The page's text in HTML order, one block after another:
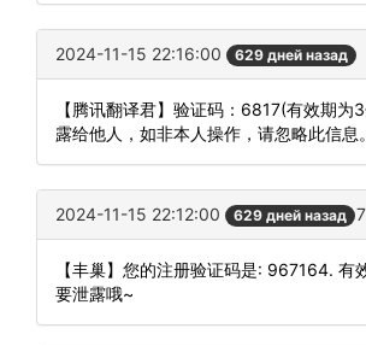
2024-11-15 22:16:00 629 дней назад
【腾讯翻译君】验证码：6817(有效期为
露给他人，如非本人操作，请忽略此信息。
2024-11-15 22:12:00 629 дней назад
【丰巢】您的注册验证码是: 967164. 有
要泄露哦~